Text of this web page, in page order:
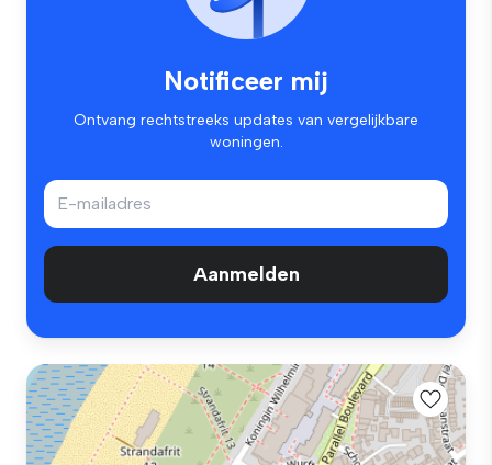
Notificeer mij
Ontvang rechtstreeks updates van vergelijkbare
woningen.
Aanmelden